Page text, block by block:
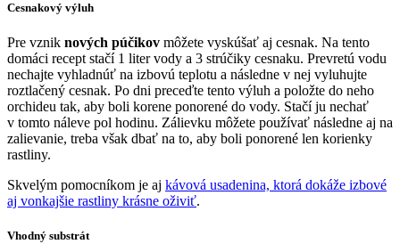
Cesnakový výluh
Pre vznik nových púčikov môžete vyskúšať aj cesnak. Na tento
domáci recept stačí 1 liter vody a 3 strúčiky cesnaku. Prevretú vodu
nechajte vyhladnúť na izbovú teplotu a následne v nej vyluhujte
roztlačený cesnak. Po dni preceďte tento výluh a položte do neho
orchideu tak, aby boli korene ponorené do vody. Stačí ju nechať
v tomto náleve pol hodinu. Zálievku môžete používať následne aj na
zalievanie, treba však dbať na to, aby boli ponorené len korienky
rastliny.
Skvelým pomocníkom je aj kávová usadenina, ktorá dokáže izbové
aj vonkajšie rastliny krásne oživiť.
Vhodný substrát